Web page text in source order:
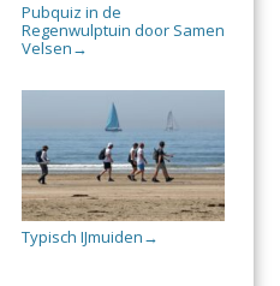
Pubquiz in de
Regenwulptuin door Samen
Velsen →
Typisch IJmuiden →